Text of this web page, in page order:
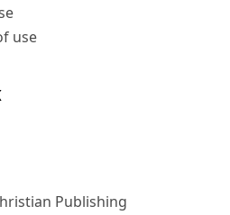
use
Publishing